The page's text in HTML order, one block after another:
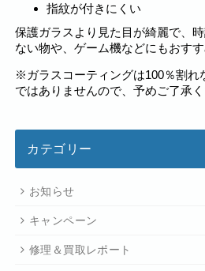
指紋が付きにくい
保護ガラスより見た目が綺麗で、
ない物や、ゲーム機などにもおすす
※ガラスコーティングは100％割れ
ではありませんので、予めご了承く
カテゴリー
お知らせ
キャンペーン
修理＆買取レポート